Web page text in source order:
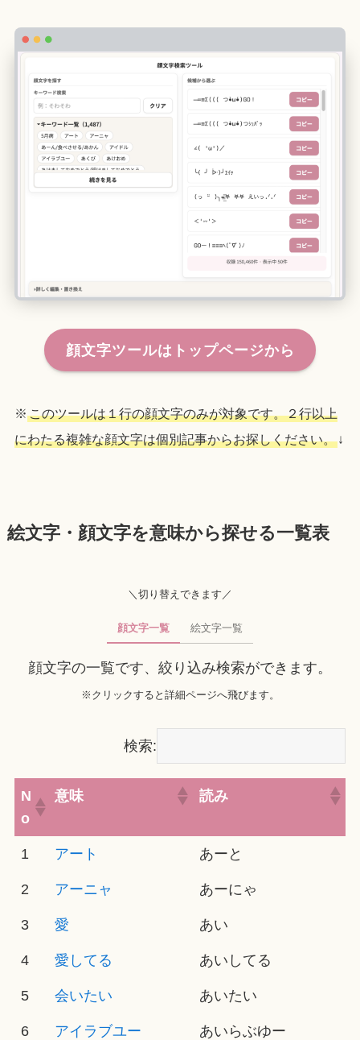
顔文字ツールはトップページから
※ このツールは１行の顔文字のみが対象です。２行以上
にわたる複雑な顔文字は個別記事からお探しください。↓
絵文字・顔文字を意味から探せる一覧表
＼切り替えできます／
顔文字一覧 絵文字一覧
顔文字の一覧です、絞り込み検索ができます。
※クリックすると詳細ページへ飛びます。
検索:
N
o
意味 読み
1 アート あーと
2 アーニャ あーにゃ
3 愛 あい
4 愛してる あいしてる
5 会いたい あいたい
6 アイラブユー あいらぶゆー